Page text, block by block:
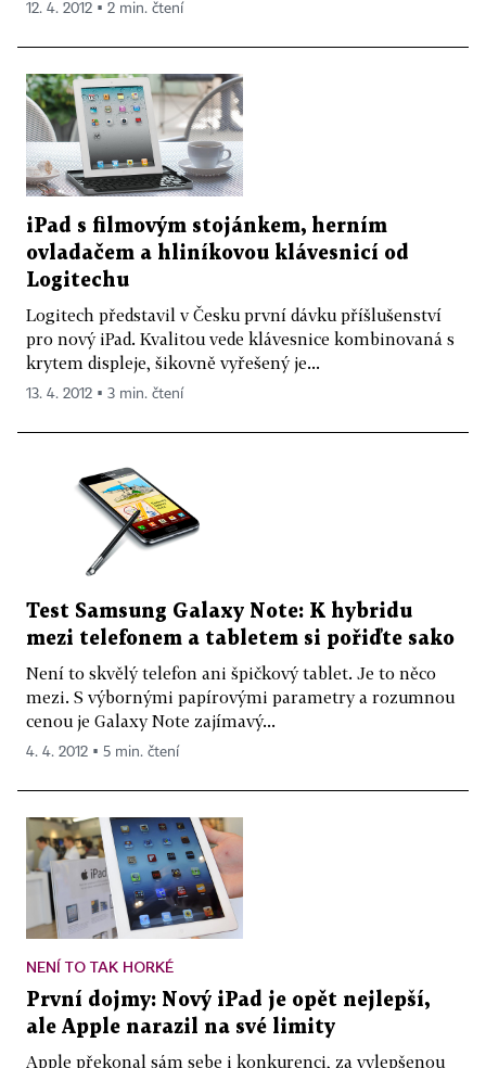
12. 4. 2012 ▪ 2 min. čtení
iPad s filmovým stojánkem, herním
ovladačem a hliníkovou klávesnicí od
Logitechu
Logitech představil v Česku první dávku příšlušenství
pro nový iPad. Kvalitou vede klávesnice kombinovaná s
krytem displeje, šikovně vyřešený je...
13. 4. 2012 ▪ 3 min. čtení
Test Samsung Galaxy Note: K hybridu
mezi telefonem a tabletem si pořiďte sako
Není to skvělý telefon ani špičkový tablet. Je to něco
mezi. S výbornými papírovými parametry a rozumnou
cenou je Galaxy Note zajímavý...
4. 4. 2012 ▪ 5 min. čtení
NENÍ TO TAK HORKÉ
První dojmy: Nový iPad je opět nejlepší,
ale Apple narazil na své limity
Apple překonal sám sebe i konkurenci, za vylepšenou